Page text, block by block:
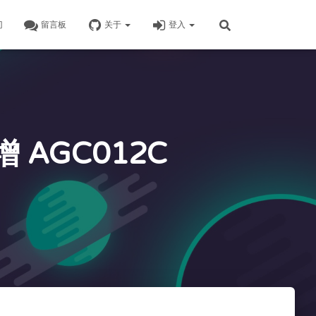
留言板 关于 登入
AGC012C